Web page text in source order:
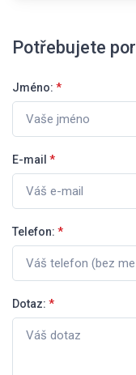
Potřebujete
Jméno: *
E-mail *
Telefon: *
Dotaz: *